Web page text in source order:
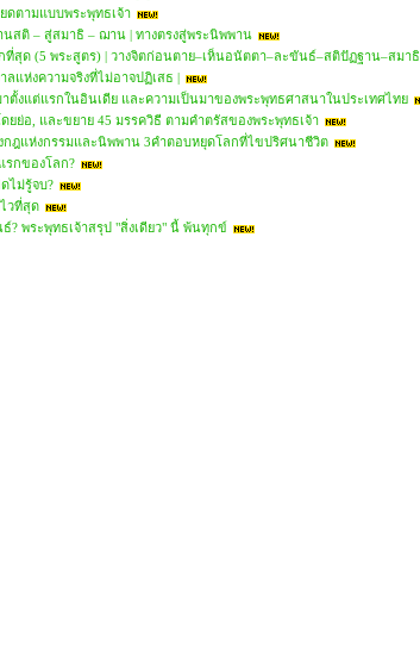
ดตามแบบพระพุทธเจ้า
สติ – สู่สมาธิ – ฌาน | ทางตรงสู่พระนิพพาน
สุด (5 พระสูตร) | วางจิตก่อนตาย–เห็นอนัตตา–ละขันธ์–สติปัฏฐาน–สมาธิ
แห่งความจริงที่ไม่อาจปฏิเสธ |
ตั้งแต่แรกในอินเดีย และความเป็นมาของพระพุทธศาสนาในประเทศไทย
ย่อ, และขยาย 45 มรรควิธี ตามคำตรัสของพระพุทธเจ้า
กฎแห่งกรรมและนิพพาน 3คำตอบหยุดโลกที่ไขปริศนาชีวิต
รกของโลก?
ไม่รู้จบ?
วที่สุด
? พระพุทธเจ้าสรุป "สิ่งเดียว" นี้ พ้นทุกข์